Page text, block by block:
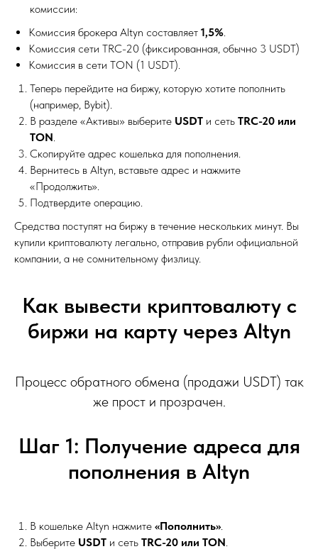
комиссии:
Комиссия брокера Altyn составляет 1,5%
Комиссия сети TRC-20 (фиксированная, обычно 3 USDT)
Комиссия в сети TON (1 USDT).
Теперь перейдите на биржу, которую хотите пополнить
(например, Bybit).
В разделе «Активы» выберите USDT и сеть TRC-20 или
TON
Скопируйте адрес кошелька для пополнения.
Вернитесь в Altyn, вставьте адрес и нажмите
«Продолжить».
Подтвердите операцию.
Средства поступят на биржу в течение нескольких минут. Вы
купили криптовалюту легально, отправив рубли официальной
компании, а не сомнительному физлицу.
Как вывести криптовалюту с
биржи на карту через Altyn
Процесс обратного обмена (продажи USDT) так
же прост и прозрачен.
Шаг 1: Получение адреса для
пополнения в Altyn
В кошельке Altyn нажмите «Пополнить»
Выберите USDT и сеть TRC-20 или TON